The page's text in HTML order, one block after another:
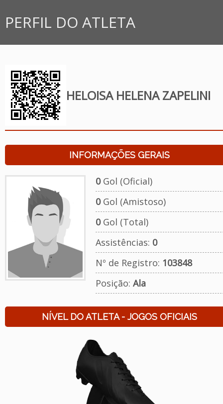
PERFIL DO ATLETA
HELOISA HELENA ZAPELINI
INFORMAÇÕES GERAIS
0Gol (Oficial)
0Gol (Amistoso)
0Gol (Total)
Assistências: 0
Nº de Registro: 103848
Posição: Ala
NÍVEL DO ATLETA - JOGOS OFICIAIS